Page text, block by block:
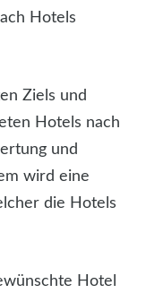
Hotels
Ziels und
Hotels nach
und
wird eine
die Hotels
Hotel